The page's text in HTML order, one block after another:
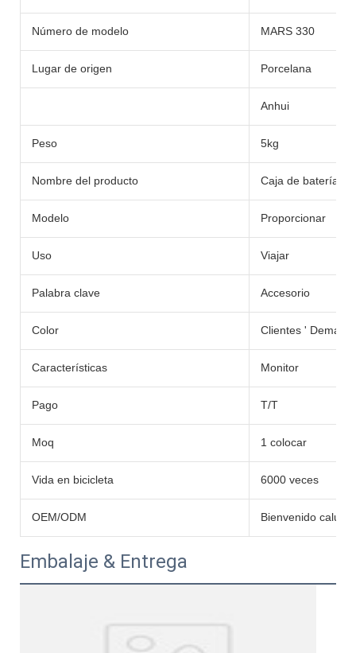
Número de modelo MARS 330
Lugar de origen Porcelana
Anhui
Peso 5kg
Nombre del producto Caja de batería
Modelo Proporcionar
Uso Viajar
Palabra clave Accesorio
Color Clientes '
Características Monitor
Pago T/T
Moq 1 colocar
Vida en bicicleta 6000 veces
OEM/ODM Bienvenido
Embalaje & Entrega